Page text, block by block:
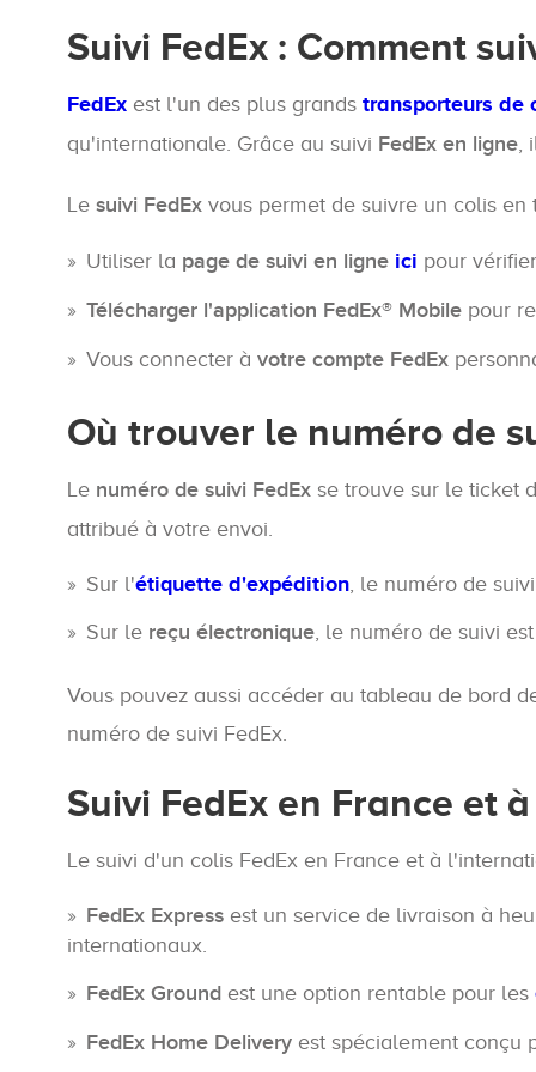
Suivi FedEx : Comment
FedEx est l'un des plus grands transporteurs de
qu'internationale. Grâce au suivi FedEx en ligne,
Le suivi FedEx vous permet de suivre un colis
Utiliser la page de suivi en ligne ici pour
Télécharger l'application FedEx® Mobile pour
Vous connecter à votre compte FedEx
Où trouver le numéro de
Le numéro de suivi FedEx se trouve sur le ticket
attribué à votre envoi.
Sur l'étiquette d'expédition, le numéro de
Sur le reçu électronique, le numéro de suivi
Vous pouvez aussi accéder au tableau de bord
numéro de suivi FedEx.
Suivi FedEx en France et
Le suivi d'un colis FedEx en France et à
FedEx Express est un service de livraison à
internationaux.
FedEx Ground est une option rentable pour les
FedEx Home Delivery est spécialement conçu